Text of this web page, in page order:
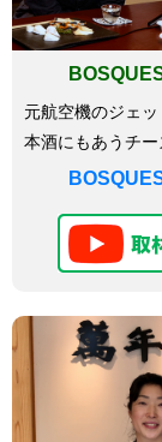
元航空機のジェ
本酒にもあうチー